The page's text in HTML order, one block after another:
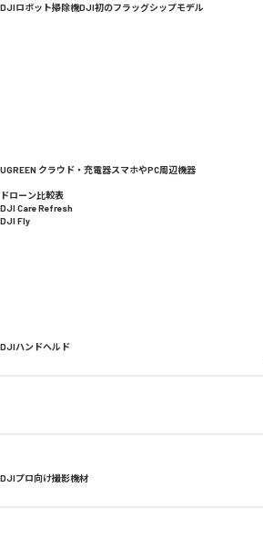
DJIロボット掃除機DJI初のフラッグシップモデル
UGREEN クラウド・充電器スマホやPC周辺機器
ドローン比較表
DJI Care Refresh
DJI Fly
DJIハンドヘルド
DJIプロ向け撮影機材